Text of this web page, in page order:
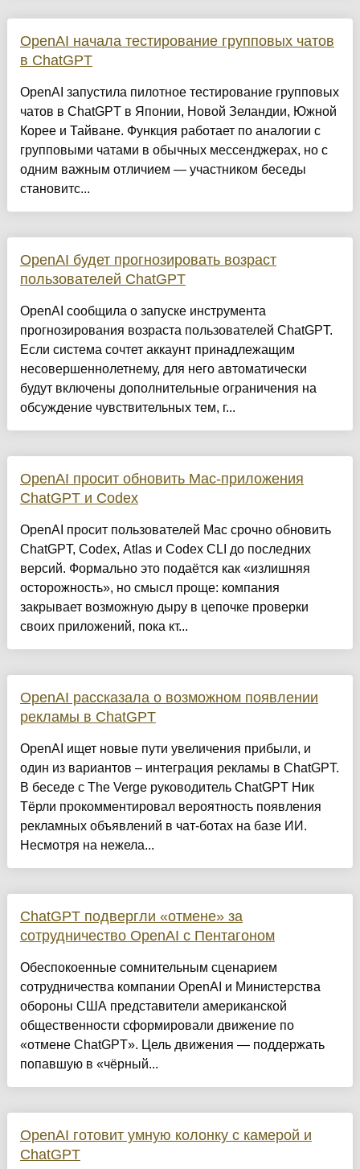
OpenAI начала тестирование групповых чатов
в ChatGPT
OpenAI запустила пилотное тестирование групповых
чатов в ChatGPT в Японии, Новой Зеландии, Южной
Корее и Тайване. Функция работает по аналогии с
групповыми чатами в обычных мессенджерах, но с
одним важным отличием — участником беседы
становитс...
OpenAI будет прогнозировать возраст
пользователей ChatGPT
OpenAI сообщила о запуске инструмента
прогнозирования возраста пользователей ChatGPT.
Если система сочтет аккаунт принадлежащим
несовершеннолетнему, для него автоматически
будут включены дополнительные ограничения на
обсуждение чувствительных тем, г...
OpenAI просит обновить Mac-приложения
ChatGPT и Codex
OpenAI просит пользователей Mac срочно обновить
ChatGPT, Codex, Atlas и Codex CLI до последних
версий. Формально это подаётся как «излишняя
осторожность», но смысл проще: компания
закрывает возможную дыру в цепочке проверки
своих приложений, пока кт...
OpenAI рассказала о возможном появлении
рекламы в ChatGPT
OpenAI ищет новые пути увеличения прибыли, и
один из вариантов – интеграция рекламы в ChatGPT.
В беседе с The Verge руководитель ChatGPT Ник
Тёрли прокомментировал вероятность появления
рекламных объявлений в чат-ботах на базе ИИ.
Несмотря на нежела...
ChatGPT подвергли «отмене» за
сотрудничество OpenAI с Пентагоном
Обеспокоенные сомнительным сценарием
сотрудничества компании OpenAI и Министерства
обороны США представители американской
общественности сформировали движение по
«отмене ChatGPT». Цель движения — поддержать
попавшую в «чёрный...
OpenAI готовит умную колонку с камерой и
ChatGPT